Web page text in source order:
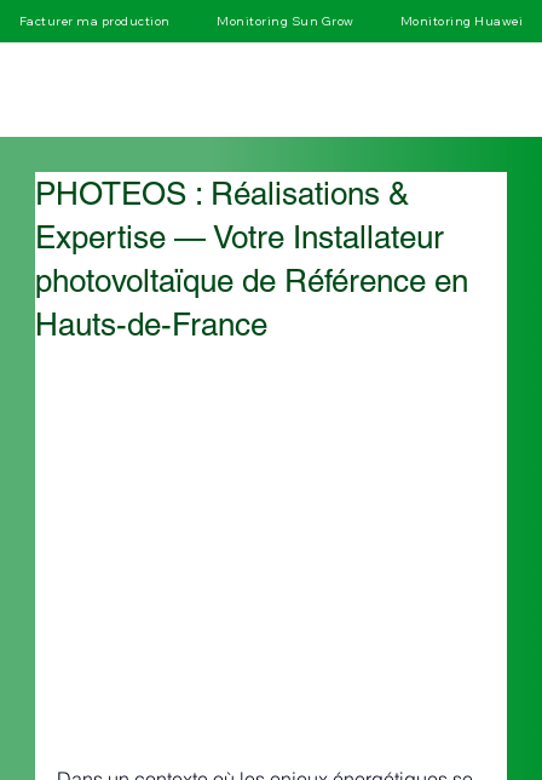
Facturer ma production Monitoring Sun Grow Monitoring Huawei
PHOTEOS : Réalisations &
Expertise — Votre Installateur
photovoltaïque de Référence en
Hauts-de-France